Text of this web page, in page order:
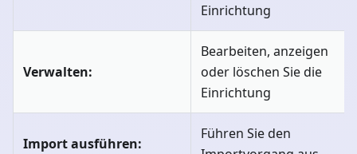
Einrichtung
Verwalten:
Bearbeiten, anzeigen
oder löschen Sie die
Einrichtung
Import ausführen:
Führen Sie den